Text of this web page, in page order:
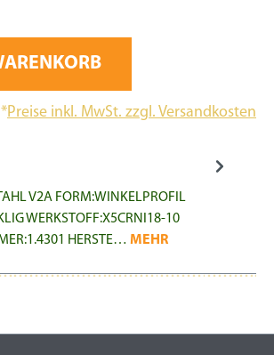
*Preise inkl. MwSt. zzgl. Versandkosten
V2A FORM:WINKELPROFIL
WERKSTOFF:X5CRNI18-10
HERSTE… MEHR